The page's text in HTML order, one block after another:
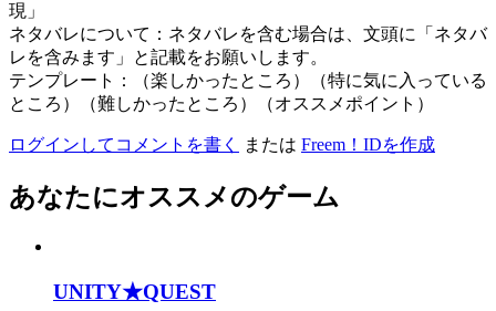
現」
ネタバレについて：ネタバレを含む場合は、文頭に「ネタバ
レを含みます」と記載をお願いします。
テンプレート：（楽しかったところ）（特に気に入っている
ところ）（難しかったところ）（オススメポイント）
ログインしてコメントを書く または Freem！IDを作成
あなたにオススメのゲーム
UNITY★QUEST